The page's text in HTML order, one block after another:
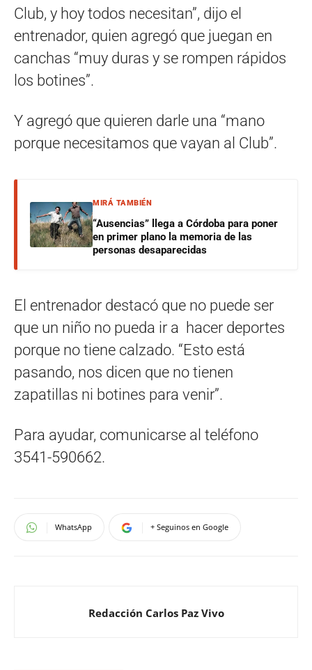
Club, y hoy todos necesitan”, dijo el
entrenador, quien agregó que juegan en
canchas “muy duras y se rompen rápidos
los botines”.
Y agregó que quieren darle una “mano
porque necesitamos que vayan al Club”.
MIRÁ TAMBIÉN
“Ausencias” llega a Córdoba para poner
en primer plano la memoria de las
personas desaparecidas
El entrenador destacó que no puede ser
que un niño no pueda ir a hacer deportes
porque no tiene calzado. “Esto está
pasando, nos dicen que no tienen
zapatillas ni botines para venir”.
Para ayudar, comunicarse al teléfono
3541-590662.
WhatsApp + Seguinos en Google
Redacción Carlos Paz Vivo